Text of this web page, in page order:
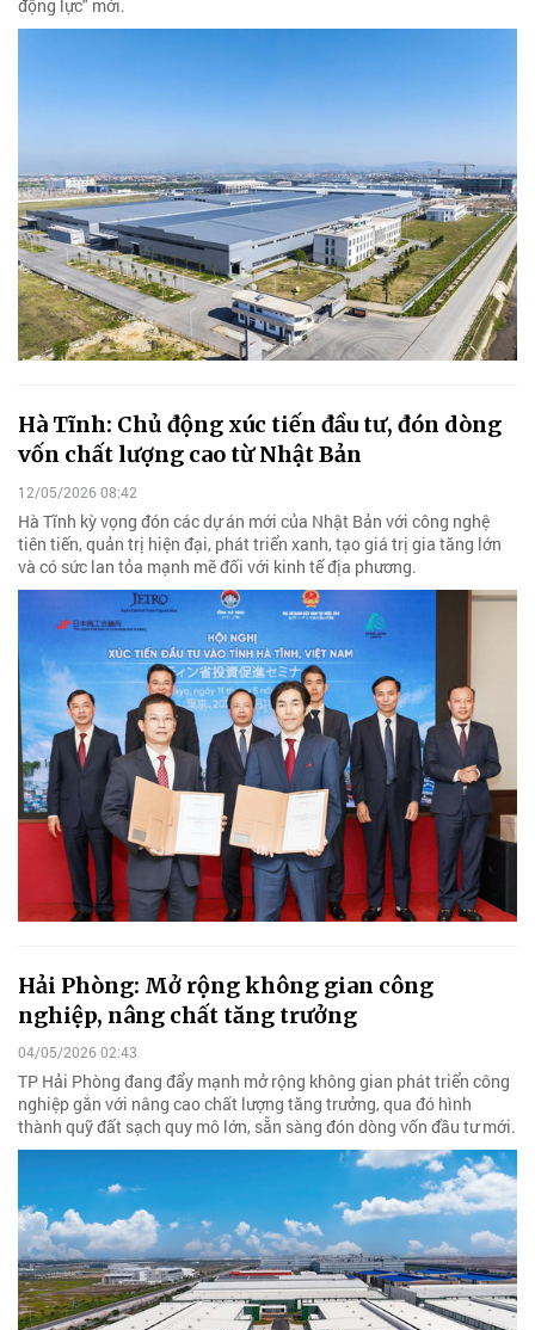
động lực" mới.
Hà Tĩnh: Chủ động xúc tiến đầu tư, đón dòng
vốn chất lượng cao từ Nhật Bản
12/05/2026 08:42
Hà Tĩnh kỳ vọng đón các dự án mới của Nhật Bản với công nghệ
tiên tiến, quản trị hiện đại, phát triển xanh, tạo giá trị gia tăng lớn
và có sức lan tỏa mạnh mẽ đối với kinh tế địa phương.
Hải Phòng: Mở rộng không gian công
nghiệp, nâng chất tăng trưởng
04/05/2026 02:43
TP Hải Phòng đang đẩy mạnh mở rộng không gian phát triển công
nghiệp gắn với nâng cao chất lượng tăng trưởng, qua đó hình
thành quỹ đất sạch quy mô lớn, sẵn sàng đón dòng vốn đầu tư mới.